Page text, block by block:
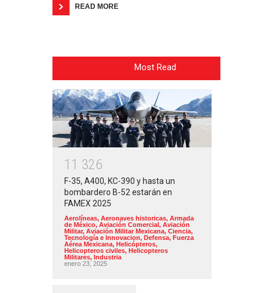
READ MORE
Most Read
1 1 326
F-35, A400, KC-390 y hasta un
bombardero B-52 estarán en
FAMEX 2025
Aerolíneas, Aeronaves historicas, Armada
de México, Aviación Comercial, Aviación
Militar, Aviación Militar Mexicana, Ciencia,
Tecnología e Innovacion, Defensa, Fuerza
Aérea Mexicana, Helicópteros,
Helicopteros civiles, Helicopteros
Militares, Industria
enero 23, 2025